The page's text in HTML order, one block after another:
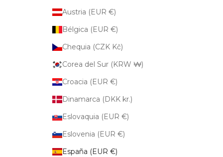
Austria (EUR €)
Bélgica (EUR €)
Chequia (CZK Kč)
Corea del Sur (KRW ₩)
Croacia (EUR €)
Dinamarca (DKK kr.)
Eslovaquia (EUR €)
Eslovenia (EUR €)
España (EUR €)